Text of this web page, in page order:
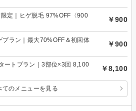
限定｜ヒゲ脱毛 97%OFF〈900
￥900
プラン｜最大70%OFF＆初回体
￥900
ートプラン｜3部位×3回 8,100
￥8,100
てのメニューを見る